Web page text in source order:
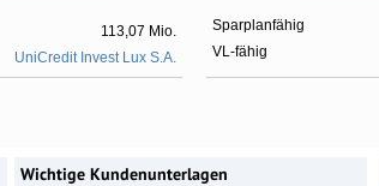
113,07 Mio.
UniCredit Invest Lux S.A.
Sparplanfähig
VL-fähig
Wichtige Kundenunterlagen